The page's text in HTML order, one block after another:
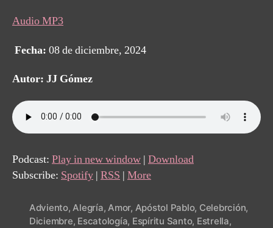
Audio MP3
Fecha: 08 de diciembre, 2024
Autor: JJ Gómez
Podcast: Play in new window | Download
Subscribe: Spotify | RSS | More
Adviento,Alegría,Amor, Apóstol Pablo, Celebrción,
Diciembre, Escatología, Espíritu Santo, Estrella,